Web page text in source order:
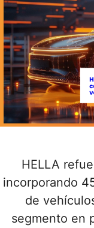
HELLA
incorporando
de
segmento en